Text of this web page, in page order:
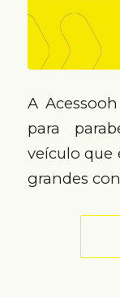
A
para
veículo que
grandes